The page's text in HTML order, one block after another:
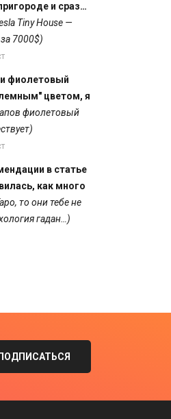
и сраз…
Tiny House —
7000$)
фиолетовый
цветом, я
фиолетовый
в статье
как много
то они тебе не
гадан…)
ПОДПИСАТЬСЯ